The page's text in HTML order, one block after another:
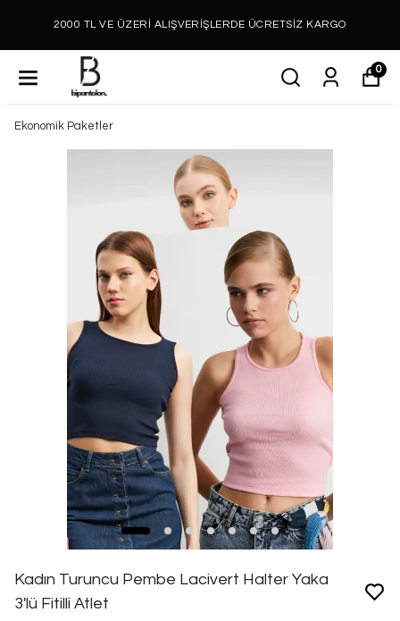
2000 TL VE ÜZERİ ALIŞVERİŞLERDE ÜCRETSİZ KARGO
0
Ekonomik Paketler
Kadın Turuncu Pembe Lacivert Halter Yaka
3'lü Fitilli Atlet